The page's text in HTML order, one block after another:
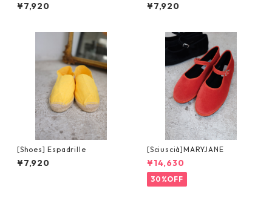
¥7,920 ¥7,920
[Shoes] Espadrille
¥7,920
[Sciuscià]MARYJANE
¥14,630
30%OFF